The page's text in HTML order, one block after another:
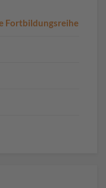
Fortbildungsreihe